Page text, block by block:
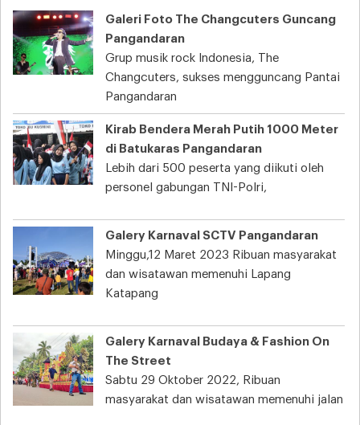
Galeri Foto The Changcuters Guncang
Pangandaran
Grup musik rock Indonesia, The
Changcuters, sukses mengguncang Pantai
Pangandaran
Kirab Bendera Merah Putih 1000 Meter
di Batukaras Pangandaran
Lebih dari 500 peserta yang diikuti oleh
personel gabungan TNI-Polri,
Galery Karnaval SCTV Pangandaran
Minggu,12 Maret 2023 Ribuan masyarakat
dan wisatawan memenuhi Lapang
Katapang
Galery Karnaval Budaya & Fashion On
The Street
Sabtu 29 Oktober 2022, Ribuan
masyarakat dan wisatawan memenuhi jalan